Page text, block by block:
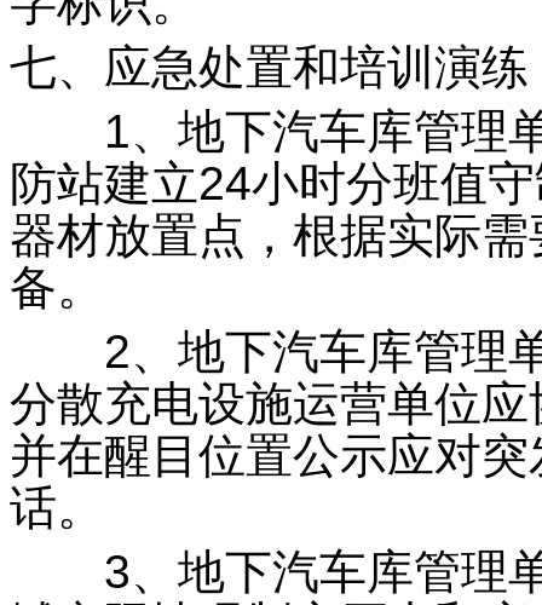
七、应急处置和培训演练
1、地下汽车库管理单
防站建立24小时分班值
器材放置点，根据实际
备。
2、地下汽车库管理单
分散充电设施运营单位
并在醒目位置公示应对
话。
3、地下汽车库管理单